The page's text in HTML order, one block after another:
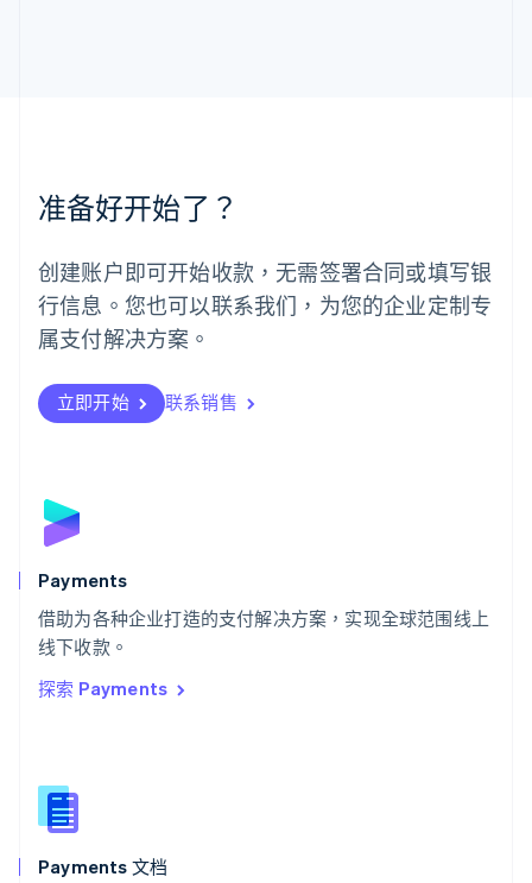
准备好开始了？
创建账户即可开始收款，无需签署合同或填写银
行信息。您也可以联系我们，为您的企业定制专
属支付解决方案。
立即开始 联系销售
Payments
借助为各种企业打造的支付解决方案，实现全球范围线上
线下收款。
探索 Payments
Payments 文档
挪威
葡萄牙
Português English
日本
日本語English
瑞典
瑞士
DeutschFrançais
English
斯洛文尼亚
泰国
ไทยEnglish
希腊
English
西班牙
新西兰
English
匈牙利
English